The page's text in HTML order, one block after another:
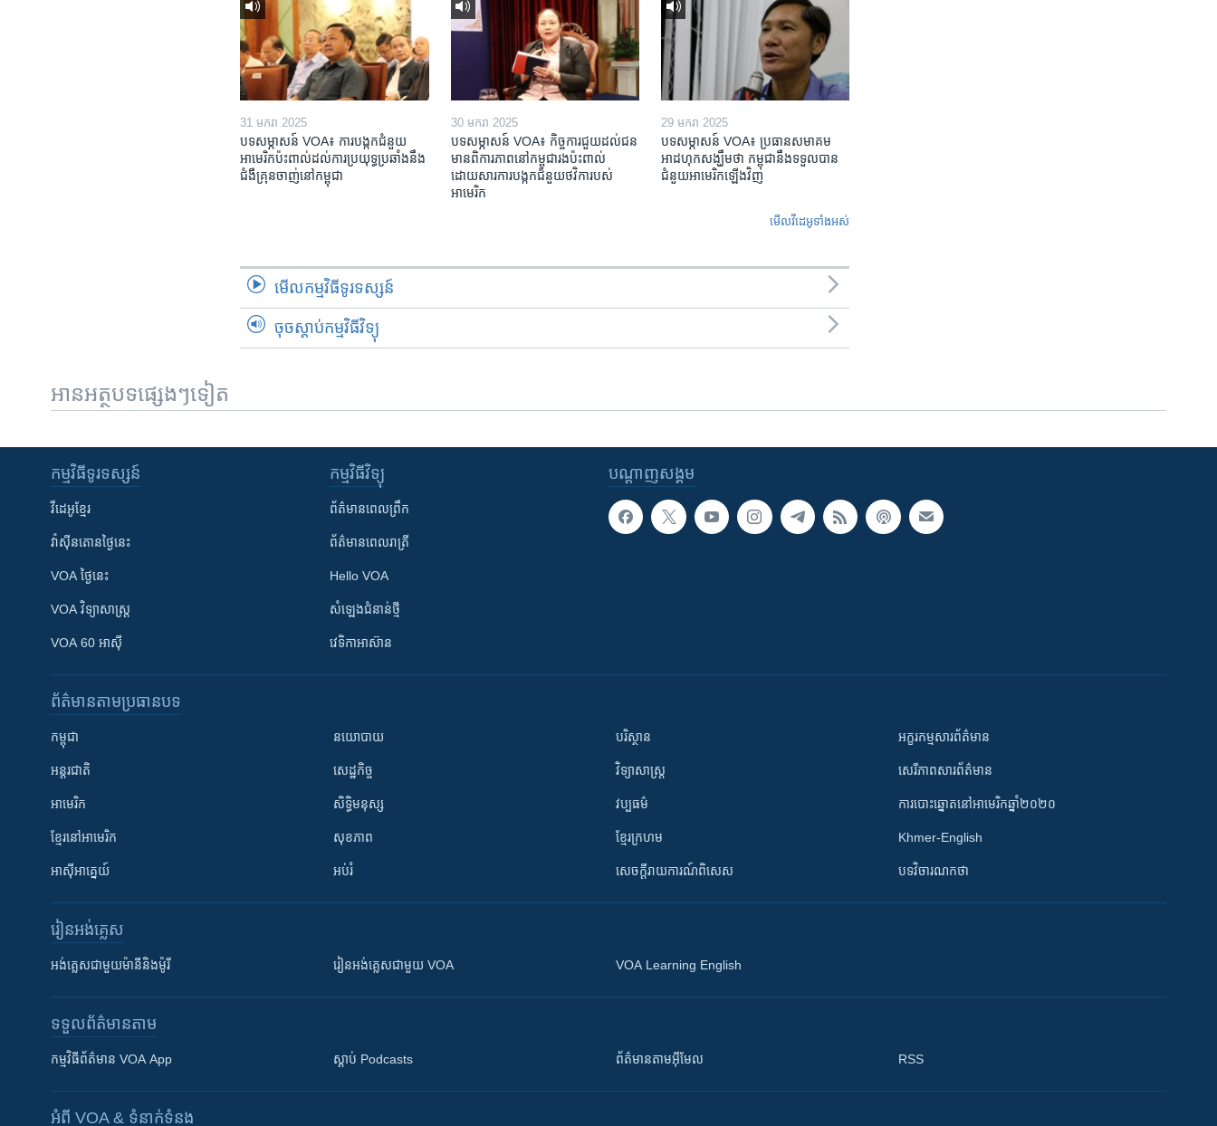
31 មករា 2025
បទសម្ភាសន៍ VOA៖ ការបង្កក​ជំនួយ​
អាមេរិក​ប៉ះពាល់ដល់​ការប្រយុទ្ធ​ប្រឆាំង​នឹង​
ជំងឺ​គ្រុនចាញ់​នៅ​កម្ពុជា
30 មករា 2025
បទសម្ភាសន៍ VOA៖ កិច្ចការ​ជួយ​ដល់​ជន​
មាន​ពិការភាព​នៅកម្ពុជា​រង​ប៉ះពាល់​
ដោយសារ​ការ​បង្កក​ជំនួយ​ថវិកា​របស់​
អាមេរិក
29 មករា 2025
បទសម្ភាសន៍ VOA៖ ប្រធាន​សមាគម​
អាដហុក​សង្ឃឹម​ថា កម្ពុជា​នឹង​ទទួល​បាន​
ជំនួយ​អាមេរិក​ឡើងវិញ
មើល​វីដេអូ​ទាំង​អស់
មើល​កម្មវិធី​ទូរទស្សន៍
ចុចស្តាប់កម្មវិធីវិទ្យុ
អានអត្ថបទផ្សេងៗទៀត
បណ្តាញ​សង្គម
កម្មវិធី​ទូរទស្សន៍
វីដេអូ​ខ្មែរ
វ៉ាស៊ីនតោន​ថ្ងៃ​នេះ
VOA ថ្ងៃនេះ
VOA ​វិទ្យាសាស្ត្រ
VOA 60 អាស៊ី
កម្មវិធី​វិទ្យុ
ព័ត៌មាន​ពេល​ព្រឹក
ព័ត៌មាន​​ពេល​រាត្រី
Hello VOA
សំឡេង​ជំនាន់​ថ្មី
វេទិកា​អាស៊ាន
ព័ត៌មាន​តាមប្រធានបទ​
កម្ពុជា
អន្តរជាតិ
អាមេរិក
ខ្មែរ​នៅអាមេរិក
អាស៊ីអាគ្នេយ៍
នយោបាយ
សេដ្ឋកិច្ច
សិទ្ធិមនុស្ស
សុខភាព
អប់រំ
បរិស្ថាន
វិទ្យាសាស្រ្ត
វប្បធម៌
ខ្មែរក្រហម
សេចក្តីរាយការណ៍ពិសេស
អក្ខរកម្មសារព័ត៌មាន
សេរីភាពសារព័ត៌មាន
ការបោះឆ្នោតនៅអាមេរិកឆ្នាំ២០២០
Khmer-English
បទវិចារណកថា
រៀន​​អង់គ្លេស
អង់គ្លេស​ជាមួយ​ម៉ានី​និង​ម៉ូរី រៀន​​​​​​អង់គ្លេស​​ជាមួយ VOA VOA Learning English
ទទួល​ព័ត៌មាន​តាម
កម្មវិធី​ព័ត៌មាន VOA App ស្តាប់ Podcasts ព័ត៌មាន​តាម​អ៊ីមែល RSS
អំពី​ VOA & ទំនាក់ទំនង